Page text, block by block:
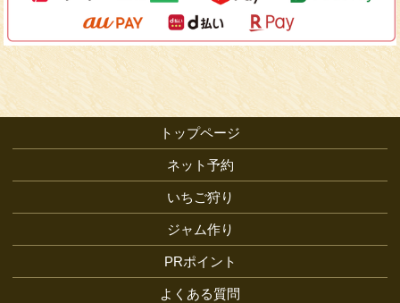
トップページ
ネット予約
いちご狩り
ジャム作り
PRポイント
よくある質問